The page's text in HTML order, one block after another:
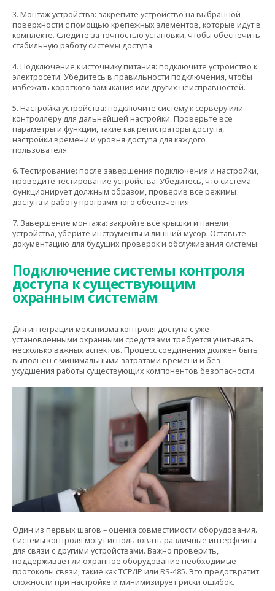
3. Монтаж устройства: закрепите устройство на выбранной
поверхности с помощью крепежных элементов, которые идут в
комплекте. Следите за точностью установки, чтобы обеспечить
стабильную работу системы доступа.
4. Подключение к источнику питания: подключите устройство к
электросети. Убедитесь в правильности подключения, чтобы
избежать короткого замыкания или других неисправностей.
5. Настройка устройства: подключите систему к серверу или
контроллеру для дальнейшей настройки. Проверьте все
параметры и функции, такие как регистраторы доступа,
настройки времени и уровня доступа для каждого
пользователя.
6. Тестирование: после завершения подключения и настройки,
проведите тестирование устройства. Убедитесь, что система
функционирует должным образом, проверив все режимы
доступа и работу программного обеспечения.
7. Завершение монтажа: закройте все крышки и панели
устройства, уберите инструменты и лишний мусор. Оставьте
документацию для будущих проверок и обслуживания системы.
Подключение системы контроля
доступа к существующим
охранным системам
Для интеграции механизма контроля доступа с уже
установленными охранными средствами требуется учитывать
несколько важных аспектов. Процесс соединения должен быть
выполнен с минимальными затратами времени и без
ухудшения работы существующих компонентов безопасности.
Один из первых шагов – оценка совместимости оборудования.
Системы контроля могут использовать различные интерфейсы
для связи с другими устройствами. Важно проверить,
поддерживает ли охранное оборудование необходимые
протоколы связи, такие как TCP/IP или RS-485. Это предотвратит
сложности при настройке и минимизирует риски ошибок.